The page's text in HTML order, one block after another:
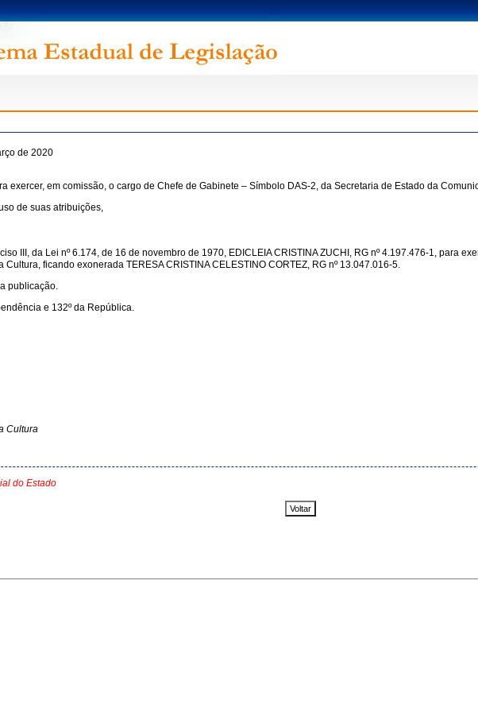
de 2020
exercer, em comissão, o cargo de Chefe de Gabinete – Símbolo DAS-2, da Secretaria de Estado da
de suas atribuições,
III, da Lei nº 6.174, de 16 de novembro de 1970, EDICLEIA CRISTINA ZUCHI, RG nº 4.197.476-1, para
ficando exonerada TERESA CRISTINA CELESTINO CORTEZ, RG nº 13.047.016-5.
publicação.
e 132º da República.
Cultura
do Estado